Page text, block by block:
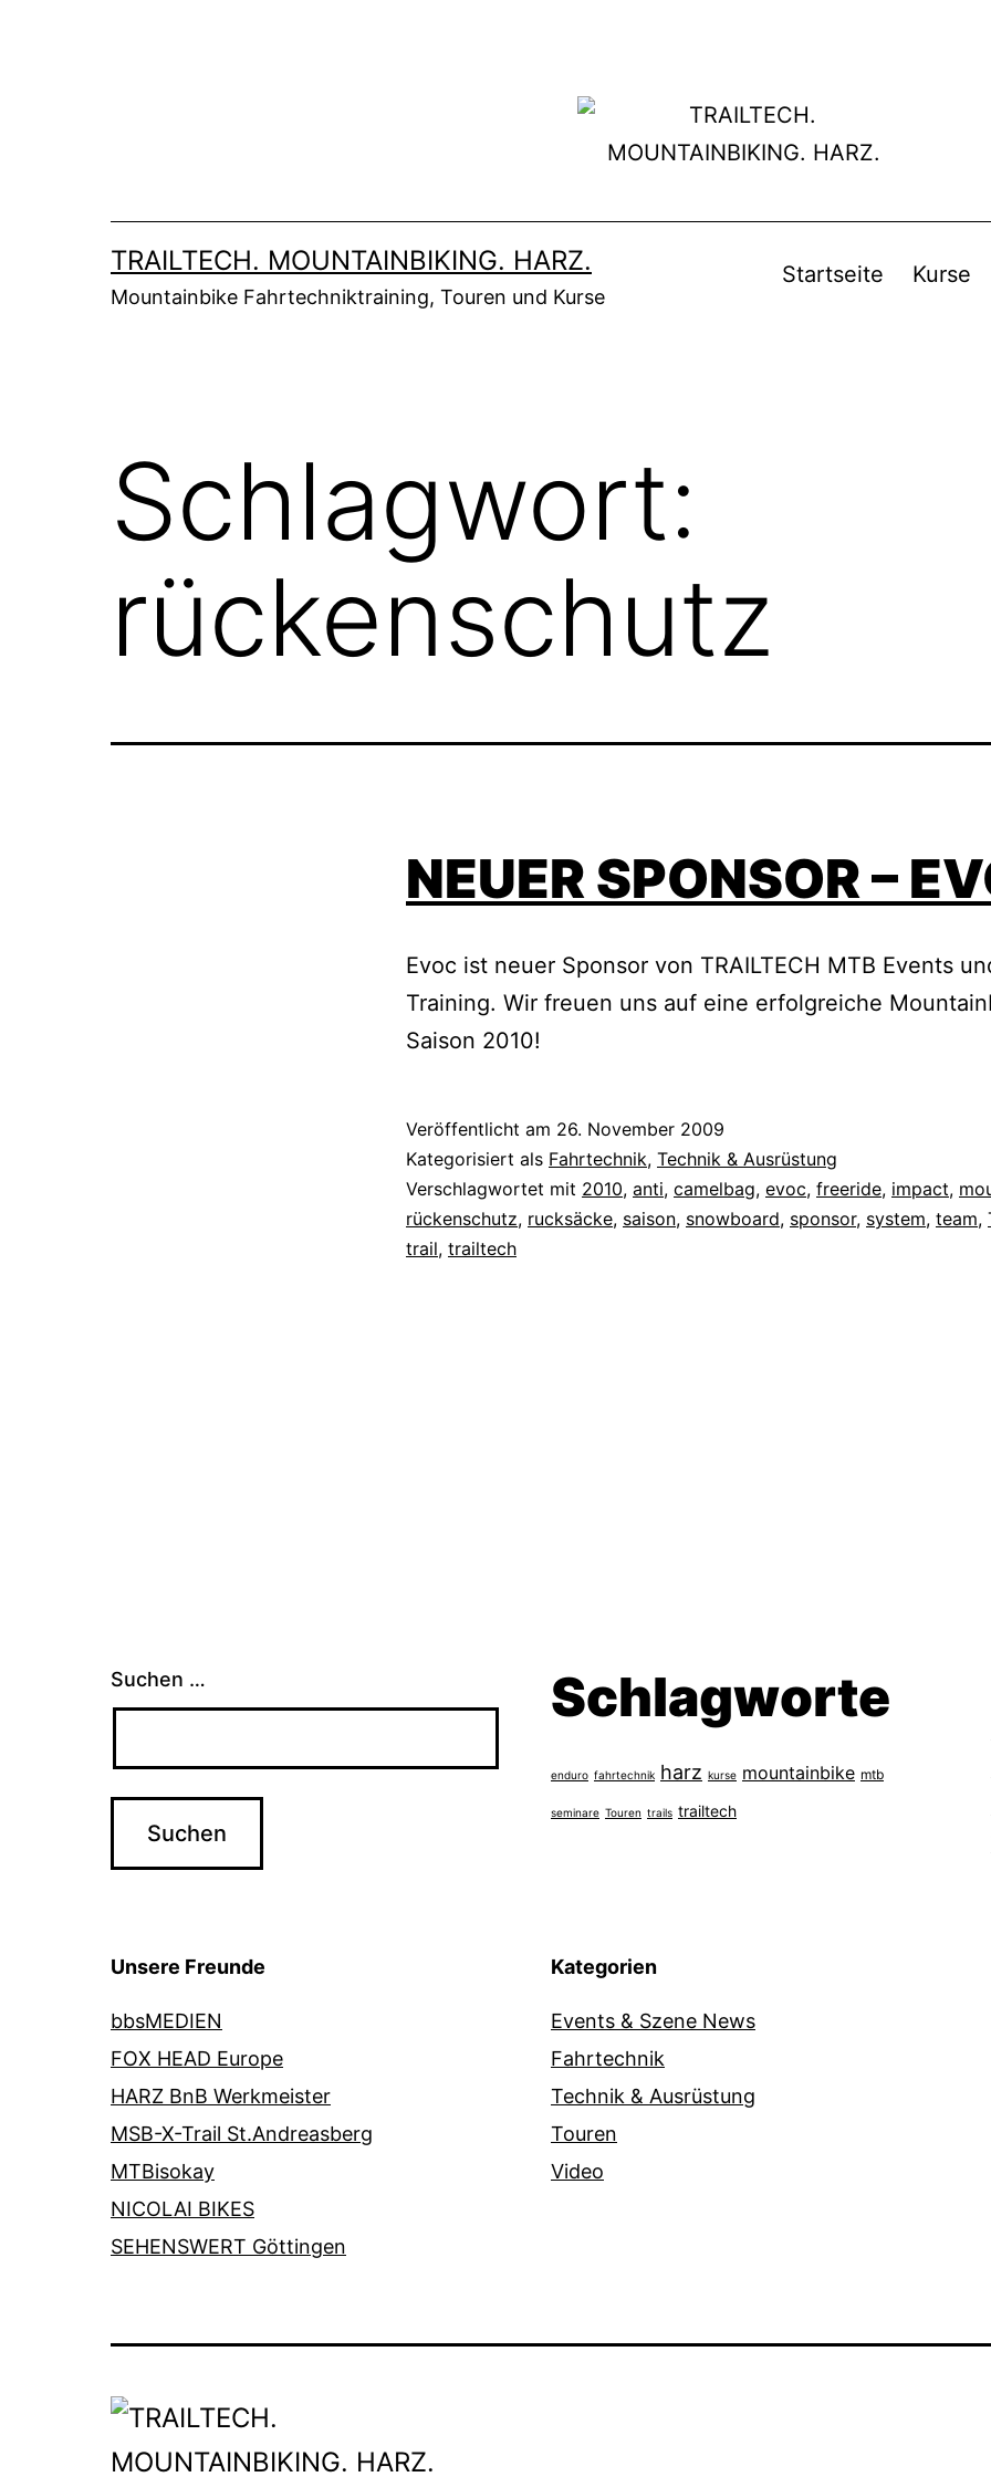
TRAILTECH. MOUNTAINBIKING. HARZ.
Mountainbike Fahrtechniktraining, Touren und Kurse
Startseite Kurse
Schlagwort:
rückenschutz
NEUER SPONSOR –
Evoc ist neuer Sponsor von TRAILTECH MTB Events
Training. Wir freuen uns auf eine erfolgreiche
Saison 2010!
Veröffentlicht am 26. November 2009
Kategorisiert als Fahrtechnik, Technik & Ausrüstung
Verschlagwortet mit 2010, anti, camelbag, evoc, freeride, impact,
rückenschutz, rucksäcke, saison, snowboard, sponsor, system, team,
trail, trailtech
Suchen … Schlagworte
enduro fahrtechnik harz kurse mountainbike mtb
seminare Touren trails trailtech
Unsere Freunde
bbsMEDIEN
FOX HEAD Europe
HARZ BnB Werkmeister
MSB-X-Trail St.Andreasberg
MTBisokay
NICOLAI BIKES
SEHENSWERT Göttingen
Kategorien
Events & Szene News
Fahrtechnik
Technik & Ausrüstung
Touren
Video